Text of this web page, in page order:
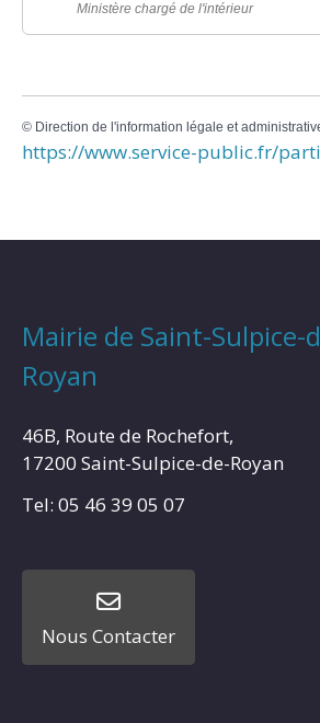
Ministère chargé de l'intérieur
© Direction de l'information légale et
https://www.service-public.fr/
Mairie de Saint-Sulpice-
Royan
46B, Route de Rochefort,
17200 Saint-Sulpice-de-Royan
Tel: 05 46 39 05 07
Nous Contacter